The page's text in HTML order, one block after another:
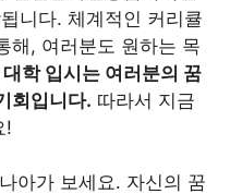
니다. 체계적인 커리큘
해, 여러분도 원하는 목
대학 입시는 여러분의 꿈
회입니다. 따라서 지금
!
아가 보세요. 자신의 꿈